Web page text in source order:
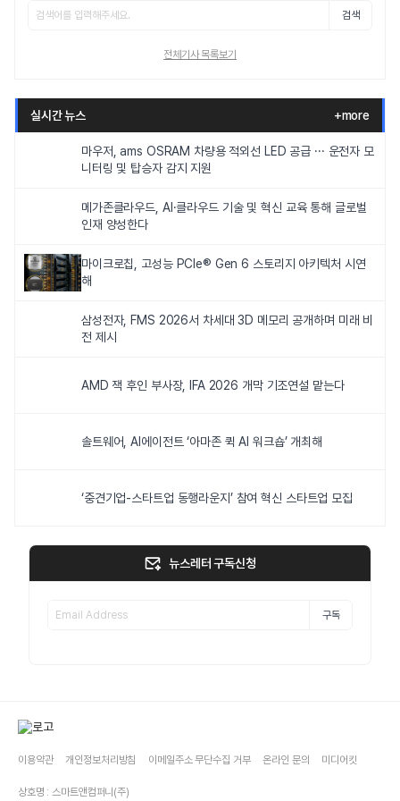
검색
전체기사 목록보기
실시간 뉴스 +more
마우저, ams OSRAM 차량용 적외선 LED 공급 ··· 운전자 모
니터링 및 탑승자 감지 지원
메가존클라우드, AI·클라우드 기술 및 혁신 교육 통해 글로벌
인재 양성한다
마이크로칩, 고성능 PCIe® Gen 6 스토리지 아키텍처 시연
해
삼성전자, FMS 2026서 차세대 3D 메모리 공개하며 미래 비
전 제시
AMD 잭 후인 부사장, IFA 2026 개막 기조연설 맡는다
솔트웨어, AI에이전트 ‘아마존 퀵 AI 워크숍’ 개최해
‘중견기업-스타트업 동행라운지’ 참여 혁신 스타트업 모집
뉴스레터 구독신청
구독
이용약관 개인정보처리방침 이메일주소 무단수집 거부 온라인 문의 미디어킷
상호명 : 스마트앤컴퍼니(주)